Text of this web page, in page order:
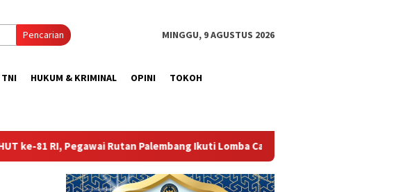
Pencarian MINGGU, 9 AGUSTUS 2026
TNI HUKUM & KRIMINAL OPINI TOKOH
Palembang Ikuti Lomba Catur dan Gaple Antarpegawai